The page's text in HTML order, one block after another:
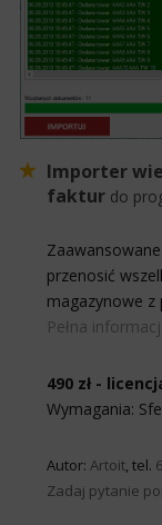
Importer
faktur do
przenosić
magazynowe z
Pełna
490 zł -
Wymagania:
Autor: Artoit, tel.
Zadaj pytanie